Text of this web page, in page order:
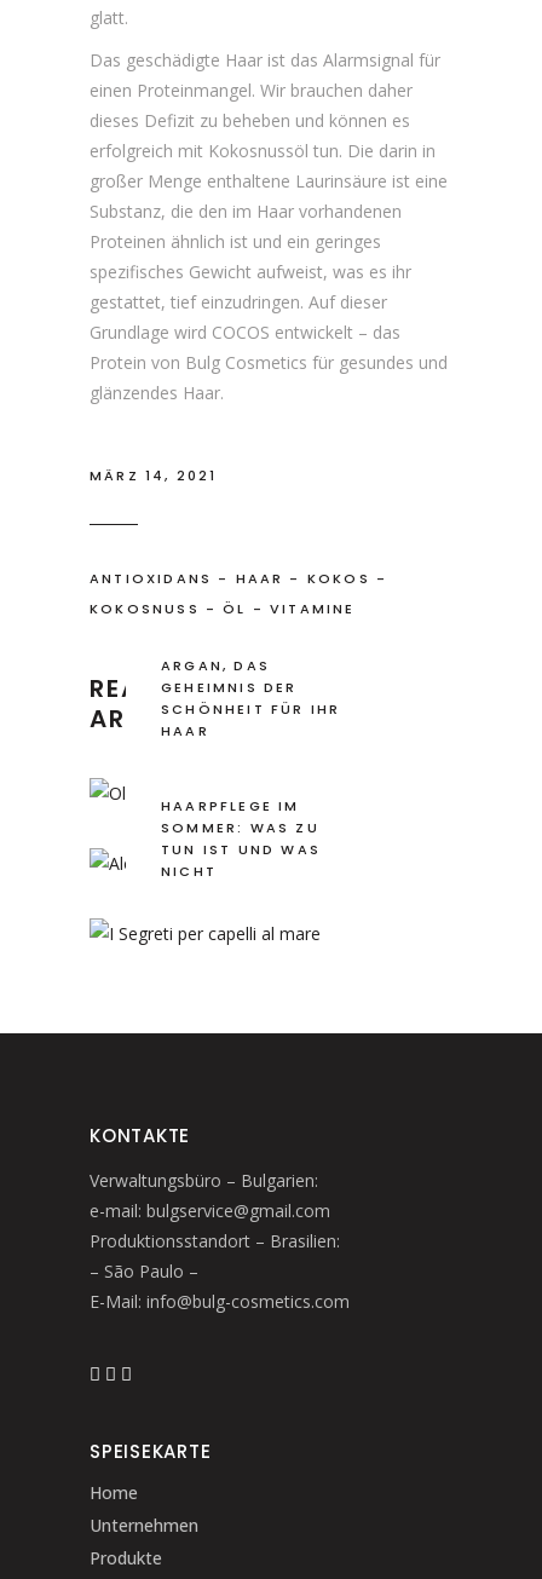
glatt.
Das geschädigte Haar ist das Alarmsignal für
einen Proteinmangel. Wir brauchen daher
dieses Defizit zu beheben und können es
erfolgreich mit Kokosnussöl tun. Die darin in
großer Menge enthaltene Laurinsäure ist eine
Substanz, die den im Haar vorhandenen
Proteinen ähnlich ist und ein geringes
spezifisches Gewicht aufweist, was es ihr
gestattet, tief einzudringen. Auf dieser
Grundlage wird COCOS entwickelt – das
Protein von Bulg Cosmetics für gesundes und
glänzendes Haar.
MÄRZ 14, 2021
ANTIOXIDANS - HAAR - KOKOS -
KOKOSNUSS -ÖL -VITAMINE
READ RECENT
ARTICLES
ARGAN, DAS
GEHEIMNIS DER
SCHÖNHEIT FÜR IHR
HAAR
ALOE VERA
HAARPFLEGE IM
SOMMER: WAS ZU
TUN IST UND WAS
NICHT
KONTAKTE
Verwaltungsbüro – Bulgarien:
e-mail: bulgservice@gmail.com
Produktionsstandort – Brasilien:
– São Paulo –
E-Mail: info@bulg-cosmetics.com
SPEISEKARTE
Home
Unternehmen
Produkte